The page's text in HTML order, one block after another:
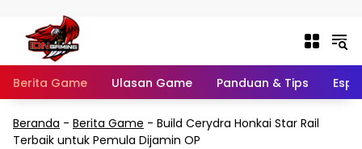
Berita Game Ulasan Game Panduan & Tips
Beranda - Berita Game - Build Cerydra Honkai Star Rail
Terbaik untuk Pemula Dijamin OP